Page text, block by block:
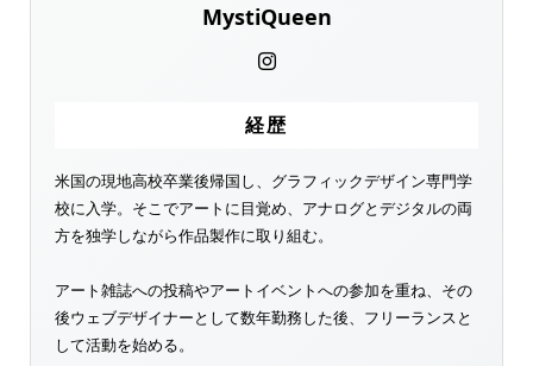
MystiQueen
経歴
米国の現地高校卒業後帰国し、グラフィックデザイン専門学
校に入学。そこでアートに目覚め、アナログとデジタルの両
方を独学しながら作品製作に取り組む。
アート雑誌への投稿やアートイベントへの参加を重ね、その
後ウェブデザイナーとして数年勤務した後、フリーランスと
して活動を始める。